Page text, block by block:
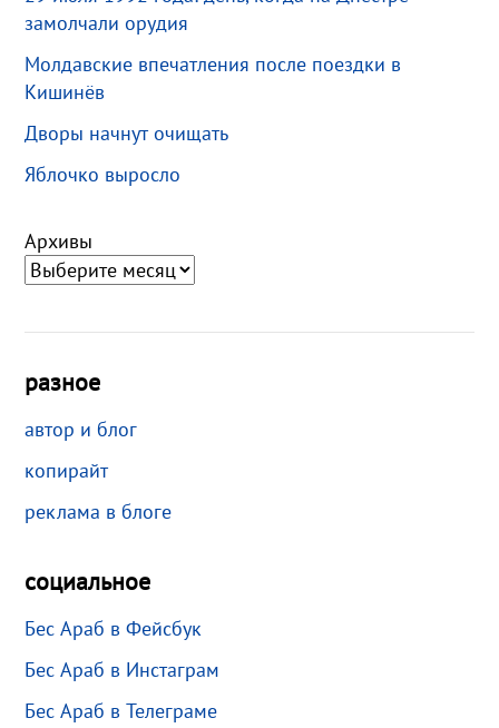
замолчали орудия
Молдавские впечатления после поездки в
Кишинёв
Дворы начнут очищать
Яблочко выросло
Архивы
разное
автор и блог
копирайт
реклама в блоге
социальное
Бес Араб в Фейсбук
Бес Араб в Инстаграм
Бес Араб в Телеграме